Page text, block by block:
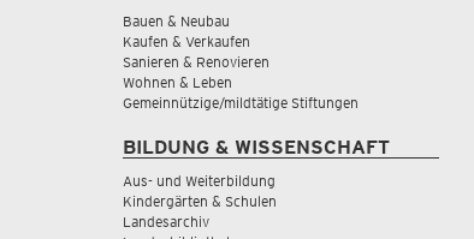
Bauen & Neubau
Kaufen & Verkaufen
Sanieren & Renovieren
Wohnen & Leben
Gemeinnützige/mildtätige Stiftungen
BILDUNG & WISSENSCHAFT
Aus- und Weiterbildung
Kindergärten & Schulen
Landesarchiv